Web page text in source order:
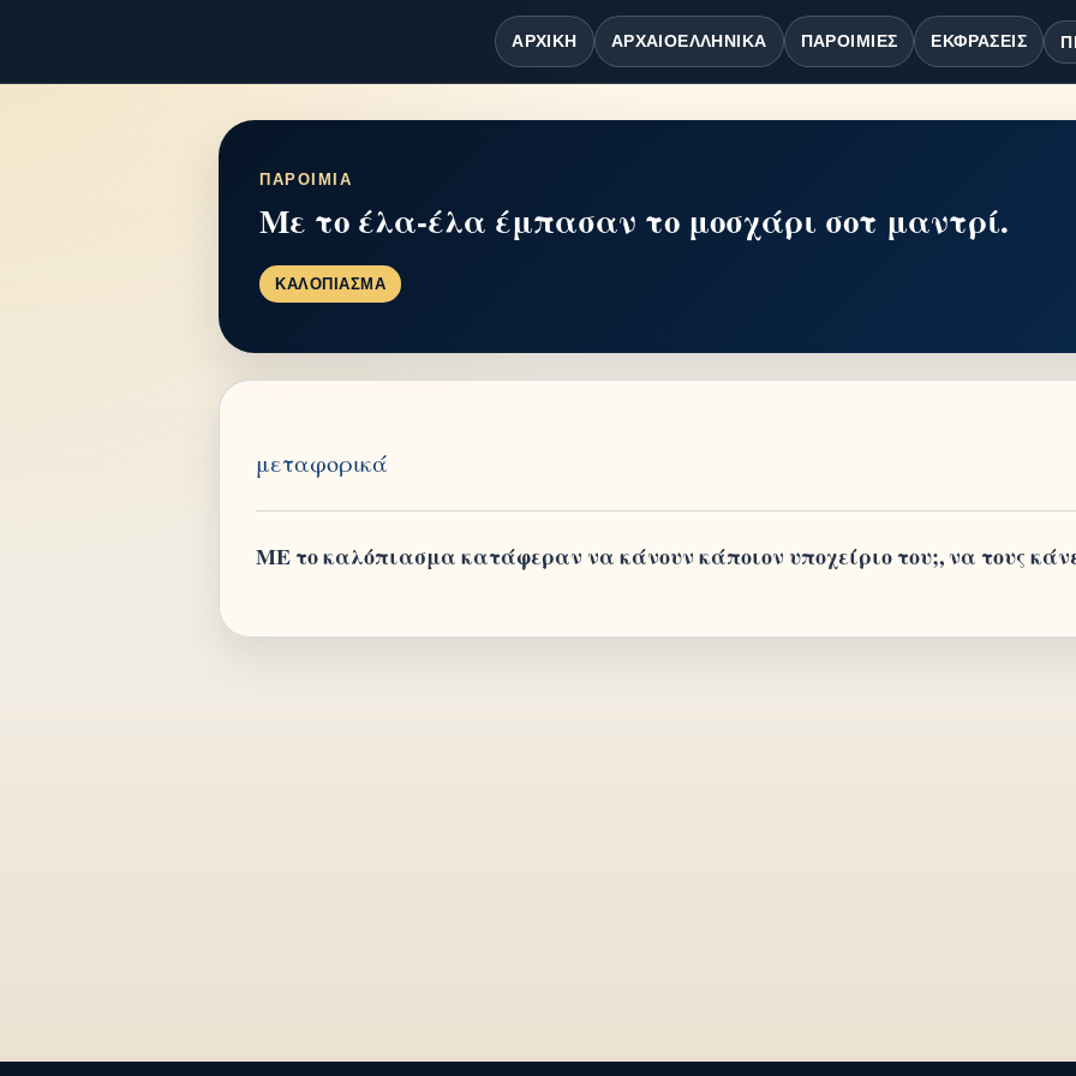
ΑΡΧΙΚΉ ΑΡΧΑΙΟΕΛΛΗΝΙΚΆ ΠΑΡΟΙΜΊΕΣ ΕΚΦΡΆΣΕΙΣ
ΠΑΡΟΙΜΙΑ
Με το έλα-έλα έμπασαν το μοσχάρι σοτ μαντρί.
ΚΑΛΟΠΙΑΣΜΑ
μεταφορικά
ΜΕ το καλόπιασμα κατάφεραν να κάνουν κάποιον υποχείριο του;, να τους